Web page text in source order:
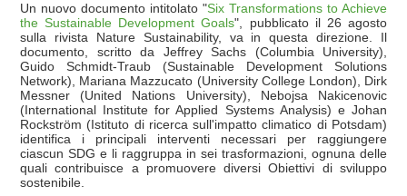
Un nuovo documento intitolato "Six Transformations to Achieve
the Sustainable Development Goals", pubblicato il 26 agosto
sulla rivista Nature Sustainability, va in questa direzione. Il
documento, scritto da Jeffrey Sachs (Columbia University),
Guido Schmidt-Traub (Sustainable Development Solutions
Network), Mariana Mazzucato (University College London), Dirk
Messner (United Nations University), Nebojsa Nakicenovic
(International Institute for Applied Systems Analysis) e Johan
Rockström (Istituto di ricerca sull'impatto climatico di Potsdam)
identifica i principali interventi necessari per raggiungere
ciascun SDG e li raggruppa in sei trasformazioni, ognuna delle
quali contribuisce a promuovere diversi Obiettivi di sviluppo
sostenibile.